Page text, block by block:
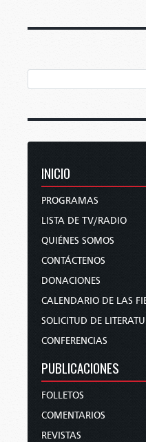
INICIO
PROGRAMAS
LISTA DE TV/RADIO
QUIÉNES SOMOS
CONTÁCTENOS
DONACIONES
CALENDARIO DE LAS
SOLICITUD DE
CONFERENCIAS
PUBLICACIONES
FOLLETOS
COMENTARIOS
REVISTAS